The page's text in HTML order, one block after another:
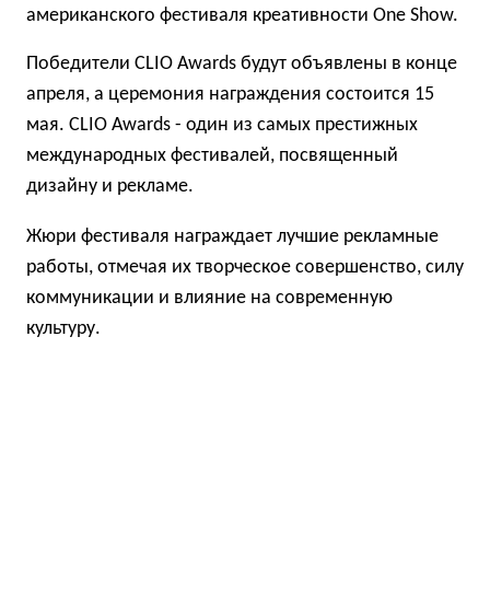
американского фестиваля креативности One Show.
Победители CLIO Awards будут объявлены в конце
апреля, а церемония награждения состоится 15
мая. CLIO Awards - один из самых престижных
международных фестивалей, посвященный
дизайну и рекламе.
Жюри фестиваля награждает лучшие рекламные
работы, отмечая их творческое совершенство, силу
коммуникации и влияние на современную
культуру.